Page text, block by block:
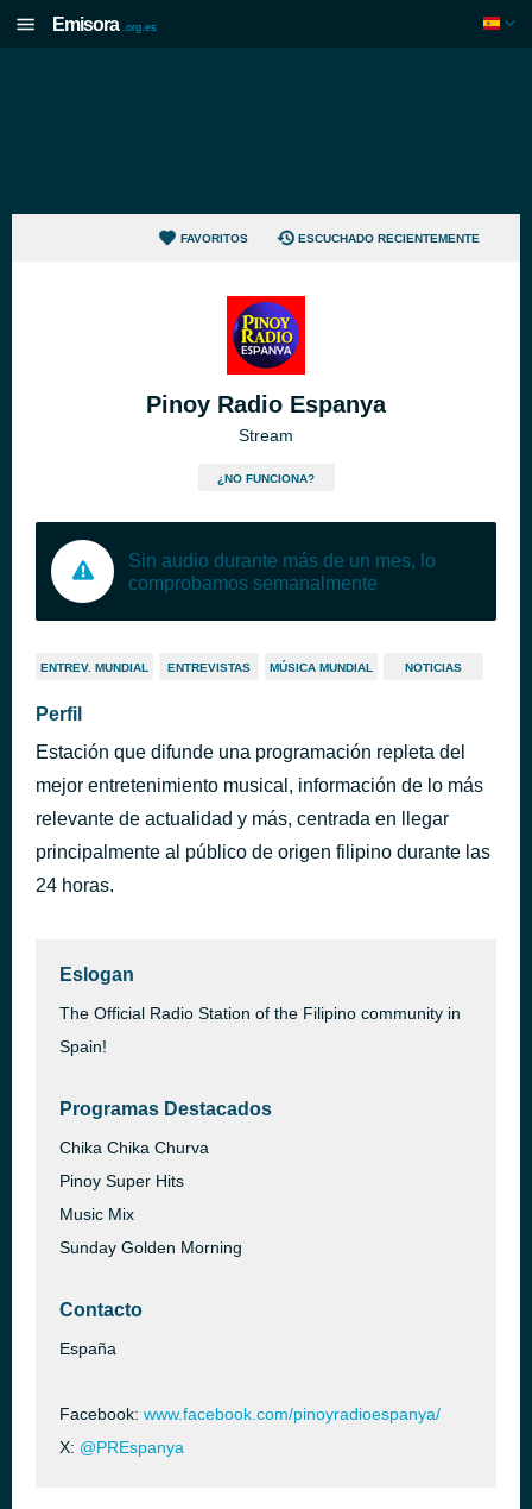
Emisora .org.es
FAVORITOS ESCUCHADO RECIENTEMENTE
Pinoy Radio Espanya
Stream
¿NO FUNCIONA?
Sin audio durante más de un mes, lo
comprobamos semanalmente
ENTREV. MUNDIAL ENTREVISTAS MÚSICA MUNDIAL NOTICIAS
Perfil
Estación que difunde una programación repleta del
mejor entretenimiento musical, información de lo más
relevante de actualidad y más, centrada en llegar
principalmente al público de origen filipino durante las
24 horas.
Eslogan
The Official Radio Station of the Filipino community in
Spain!
Programas Destacados
Chika Chika Churva
Pinoy Super Hits
Music Mix
Sunday Golden Morning
Contacto
España
Facebook: www.facebook.com/pinoyradioespanya/
X: @PREspanya